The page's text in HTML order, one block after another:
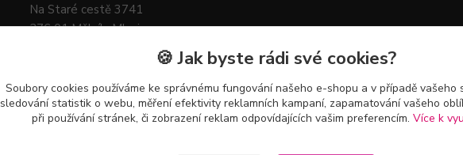
Na Staré cestě 3741
276 01 Mělník–Mlazice
🍪 Jak byste rádi své cookies?
Soubory cookies používáme ke správnému fungování našeho e-shopu a v případě vašeho
sledování statistik o webu, měření efektivity reklamních kampaní, zapamatování vašeho
při používání stránek, či zobrazení reklam odpovídajících vašim preferencím. Více k